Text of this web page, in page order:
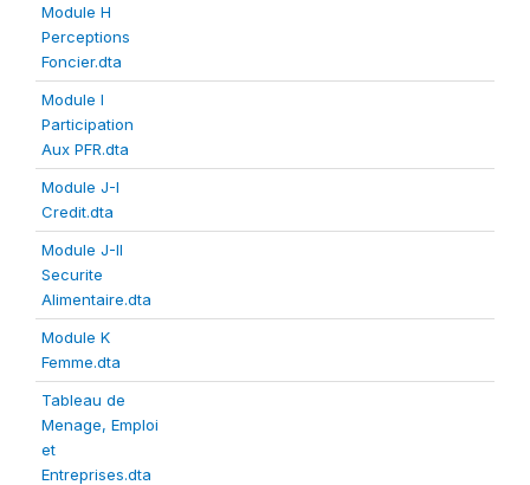
Module H
Perceptions
Foncier.dta
Module I
Participation
Aux PFR.dta
Module J-I
Credit.dta
Module J-II
Securite
Alimentaire.dta
Module K
Femme.dta
Tableau de
Menage, Emploi
et
Entreprises.dta